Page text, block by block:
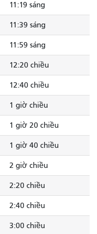
11:19 sáng
11:39 sáng
11:59 sáng
12:20 chiều
12:40 chiều
1 giờ chiều
1 giờ 20 chiều
1 giờ 40 chiều
2 giờ chiều
2:20 chiều
2:40 chiều
3:00 chiều